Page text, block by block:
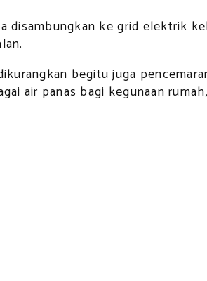
disambungkan ke grid elektrik
begitu juga
air panas bagi kegunaan